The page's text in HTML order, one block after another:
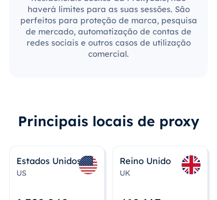
haverá limites para as suas sessões. São
perfeitos para proteção de marca, pesquisa
de mercado, automatização de contas de
redes sociais e outros casos de utilização
comercial.
Principais locais de proxy
Estados Unidos
US
Reino Unido
UK